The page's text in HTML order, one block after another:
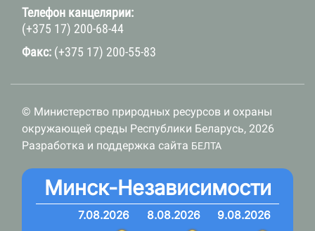
Телефон канцелярии:
(+375 17) 200-68-44
Факс: (+375 17) 200-55-83
© Министерство природных ресурсов и охраны
окружающей среды Республики Беларусь, 2026
Разработка и поддержка сайта БЕЛТА
Минск-Независимости
7.08.2026 8.08.2026 9.08.2026